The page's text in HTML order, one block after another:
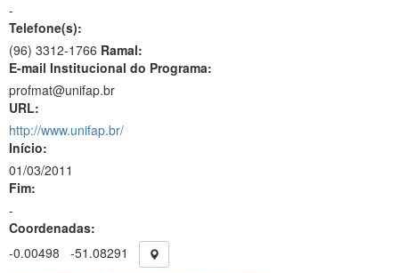
-
Telefone(s):
(96) 3312-1766 Ramal:
E-mail Institucional do Programa:
profmat@unifap.br
URL:
http://www.unifap.br/
Início:
01/03/2011
Fim:
-
Coordenadas:
-0.00498
-51.08291